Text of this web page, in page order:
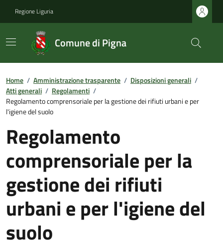
Regione Liguria
Comune di Pigna
Home / Amministrazione trasparente / Disposizioni generali /
Atti generali / Regolamenti /
Regolamento comprensoriale per la gestione dei rifiuti urbani e per
l'igiene del suolo
Regolamento
comprensoriale per la
gestione dei rifiuti
urbani e per l'igiene del
suolo